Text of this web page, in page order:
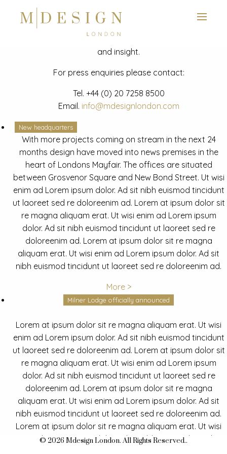
News
Latest mdesign development project and advisory news
and insight.
For press enquiries please contact:
Tel. +44 (0) 20 7258 8500
Email. info@mdesignlondon.com
New headquarters
With more projects coming on stream in the next 24
months design have moved into news premises in the
heart of Londons Mayfair. The offices are situated
between Grosvenor Square and New Bond Street. Ut wisi
enim ad Lorem ipsum dolor. Ad sit nibh euismod tincidunt
ut laoreet sed re doloreenim ad. Lorem at ipsum dolor sit
re magna aliquam erat. Ut wisi enim ad Lorem ipsum
dolor. Ad sit nibh euismod tincidunt ut laoreet sed re
doloreenim ad. Lorem at ipsum dolor sit re magna
aliquam erat. Ut wisi enim ad Lorem ipsum dolor. Ad sit
nibh euismod tincidunt ut laoreet sed re doloreenim ad.
More >
Milner Lodge officially announced
Lorem at ipsum dolor sit re magna aliquam erat. Ut wisi
enim ad Lorem ipsum dolor. Ad sit nibh euismod tincidunt
ut laoreet sed re doloreenim ad. Lorem at ipsum dolor sit
re magna aliquam erat. Ut wisi enim ad Lorem ipsum
dolor. Ad sit nibh euismod tincidunt ut laoreet sed re
doloreenim ad. Lorem at ipsum dolor sit re magna
aliquam erat. Ut wisi enim ad Lorem ipsum dolor. Ad sit
nibh euismod tincidunt ut laoreet sed re doloreenim ad.
Lorem at ipsum dolor sit re magna aliquam erat. Ut wisi
enim ad Lorem ipsum dolor. Ad sit nibh euismod tincidunt
© 2026 Mdesign London. All Rights Reserved..